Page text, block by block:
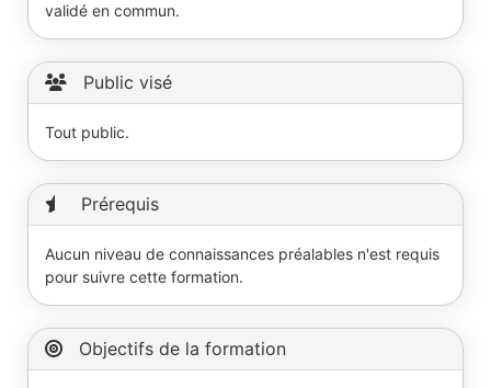
validé en commun.
Public visé
Tout public.
Prérequis
Aucun niveau de connaissances préalables n'est requis
pour suivre cette formation.
Objectifs de la formation